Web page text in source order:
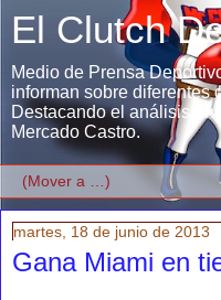
El Clutch
Medio de Prensa
informan sobre diferentes
Destacando el análisis
Mercado Castro.
martes, 18 de junio de 2013
Gana Miami en